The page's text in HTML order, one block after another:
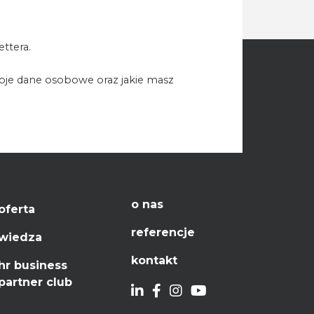
dane osobowe oraz jakie masz
business
club
o nas
referencje
kontakt